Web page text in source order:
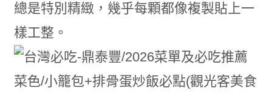
總是特別精緻，幾乎每顆都像複製貼上一
樣工整。